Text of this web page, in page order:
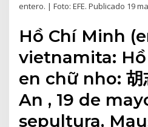
entero. | Foto: EFE. Publicado 19
Hồ Chí Minh
vietnamita:
en chữ nho: 胡
An , 19 de
sepultura,